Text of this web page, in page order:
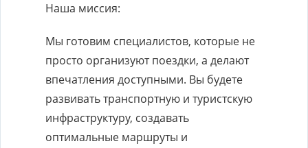
Наша миссия:
Мы готовим специалистов, которые не
просто организуют поездки, а делают
впечатления доступными. Вы будете
развивать транспортную и туристскую
инфраструктуру, создавать
оптимальные маршруты и